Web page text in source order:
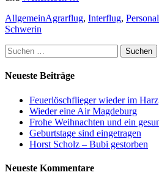
Kategorien
AllgemeinSchlagworte
Agrarflug, Interflug, Personal
Schwerin
Suchen
nach:
Neueste Beiträge
Feuerlöschflieger wieder im Harz
Wieder eine Air Magdeburg
Frohe Weihnachten und ein
Geburtstage sind eingetragen
Horst Scholz – Bubi gestorben
Neueste Kommentare